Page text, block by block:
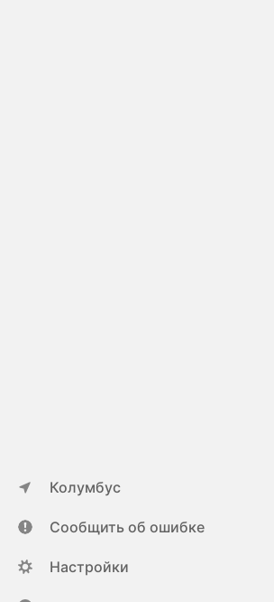
Колумбус
Сообщить об ошибке
Настройки